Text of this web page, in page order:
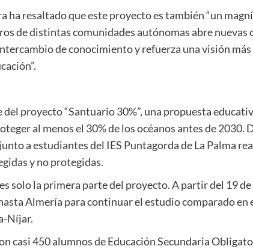
ha resaltado que este proyecto es también “un
de distintas comunidades autónomas abre nuevas
de conocimiento y refuerza una visión
proyecto “Santuario 30%”, una propuesta
al menos el 30% de los océanos antes de 2030.
a estudiantes del IES Puntagorda de La Palma
y no protegidas.
solo la primera parte del proyecto. A partir del 19
Almería para continuar el estudio comparado en
Níjar.
casi 450 alumnos de Educación Secundaria